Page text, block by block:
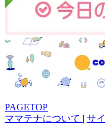
PAGETOP
ママテナについて | サ